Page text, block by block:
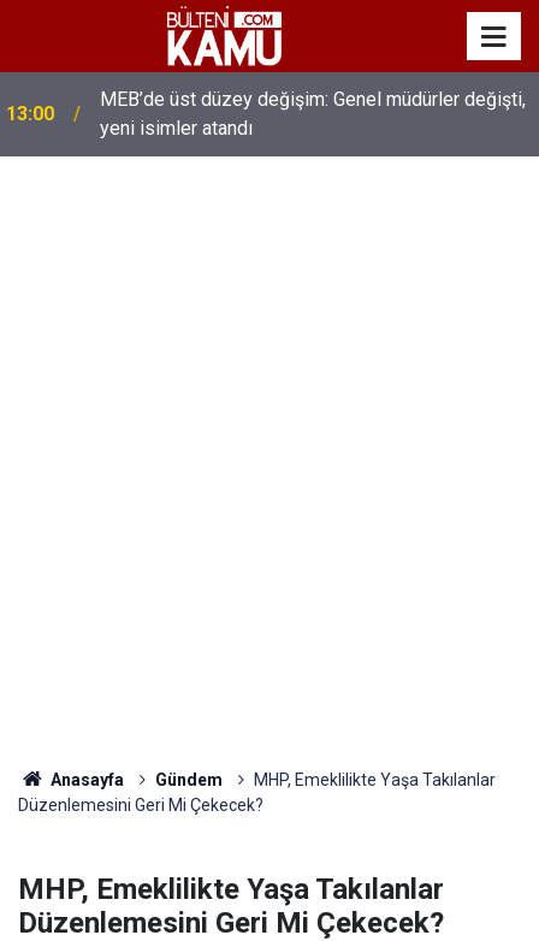
13:00
MEB’de üst düzey değişim: Genel müdürler değişti,
yeni isimler atandı
Anasayfa Gündem
MHP, Emeklilikte Yaşa Takılanlar
Düzenlemesini Geri Mi Çekecek?
MHP, Emeklilikte Yaşa Takılanlar
Düzenlemesini Geri Mi Çekecek?